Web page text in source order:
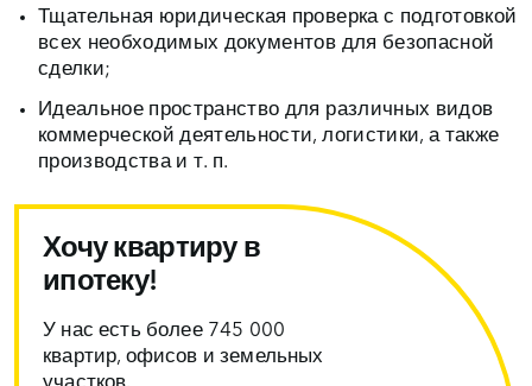
Тщательная юридическая проверка с подготовкой
всех необходимых документов для безопасной
сделки;
Идеальное пространство для различных видов
коммерческой деятельности, логистики, а также
производства и т. п.
Хочу квартиру в
ипотеку!
У нас есть более 745 000
квартир, офисов и земельных